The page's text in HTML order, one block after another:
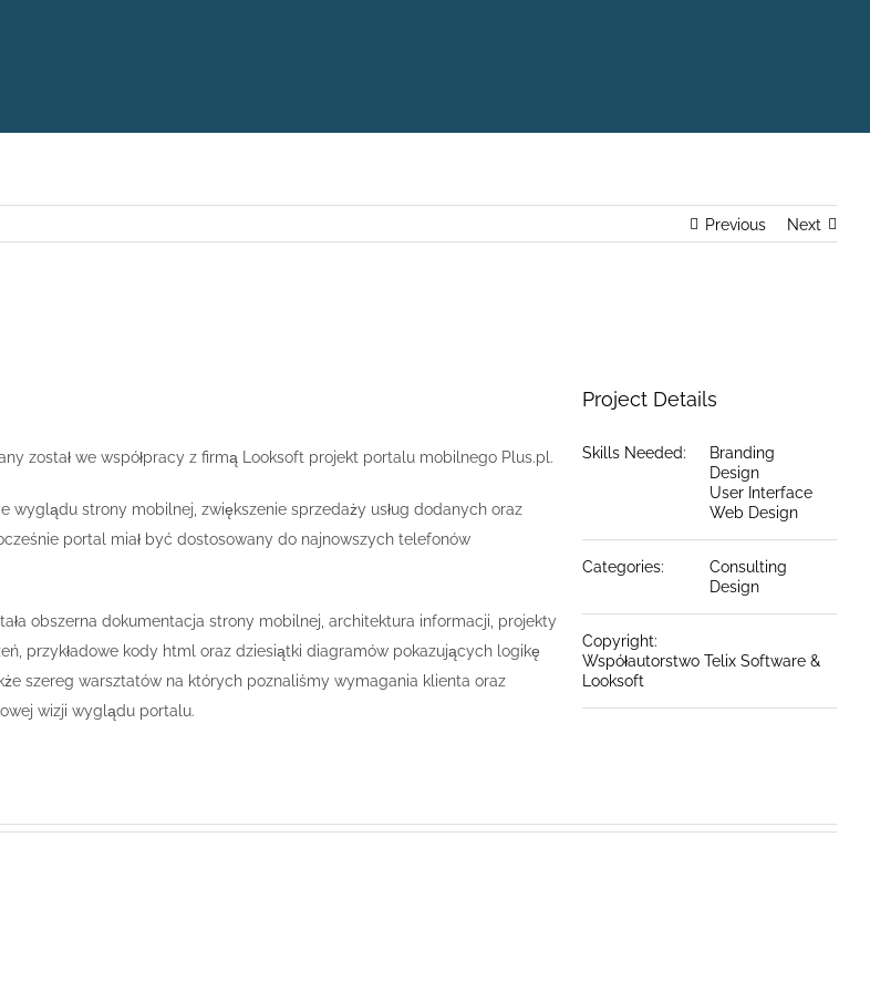
Previous Next
został we współpracy z firmą Looksoft projekt portalu mobilnego Plus.pl.
wyglądu strony mobilnej, zwiększenie sprzedaży usług dodanych oraz
portal miał być dostosowany do najnowszych telefonów
obszerna dokumentacja strony mobilnej, architektura informacji, projekty
przykładowe kody html oraz dziesiątki diagramów pokazujących logikę
szereg warsztatów na których poznaliśmy wymagania klienta oraz
wizji wyglądu portalu.
Project Details
Skills Needed:
Branding
Design
User Interface
Web Design
Categories:
Consulting
Design
Copyright:
Współautorstwo Telix Software &
Looksoft